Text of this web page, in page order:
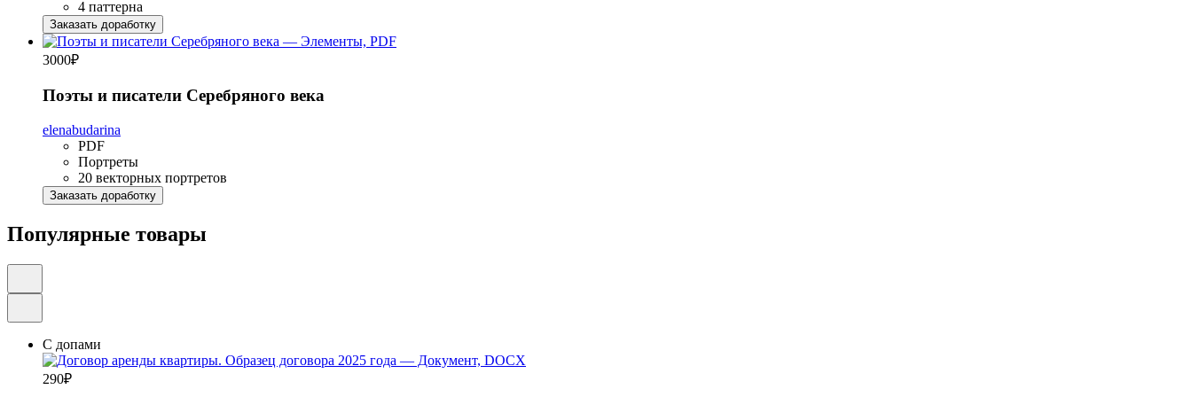
4 паттерна
Заказать доработку
3000₽
Поэты и писатели Серебряного века
elenabudarina
PDF
Портреты
20 векторных портретов
Заказать доработку
Популярные товары
С допами
290₽